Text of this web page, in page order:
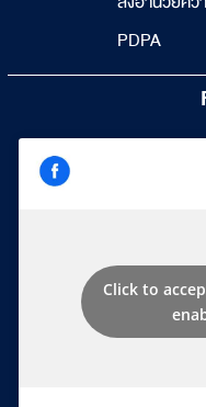
สิ่งอำนวยคว
PDPA
Click to